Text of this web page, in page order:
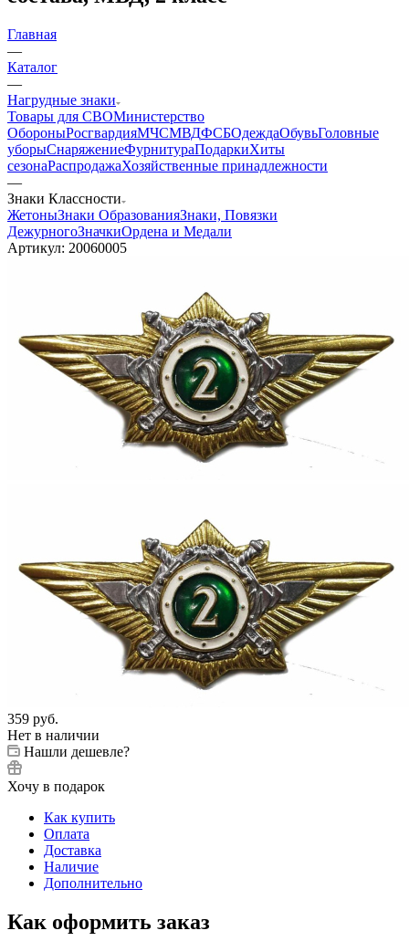
Главная
—
Каталог
—
Нагрудные знаки
Товары для СВОМинистерство
ОбороныРосгвардияМЧСМВДФСБОдеждаОбувьГоловные
уборыСнаряжениеФурнитураПодаркиХиты
сезонаРаспродажаХозяйственные принадлежности
—
Знаки Классности
ЖетоныЗнаки ОбразованияЗнаки, Повязки
ДежурногоЗначкиОрдена и Медали
Артикул: 20060005
359 руб.
Нет в наличии
Нашли дешевле?
Хочу в подарок
Как купить
Оплата
Доставка
Наличие
Дополнительно
Как оформить заказ